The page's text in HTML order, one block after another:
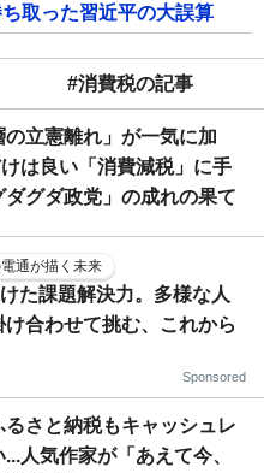
取った習近平の大誤算
#消費税の記事
の立憲離れ」が一気に加
は良い「消費減税」に手
ダグダ政党」の成れの果て
通が描く未来
た課題解決力。多様な人
け合わせて挑む、これから
Sponsored
るさと納税もキャッシュレ
人気作家が「あえて今、